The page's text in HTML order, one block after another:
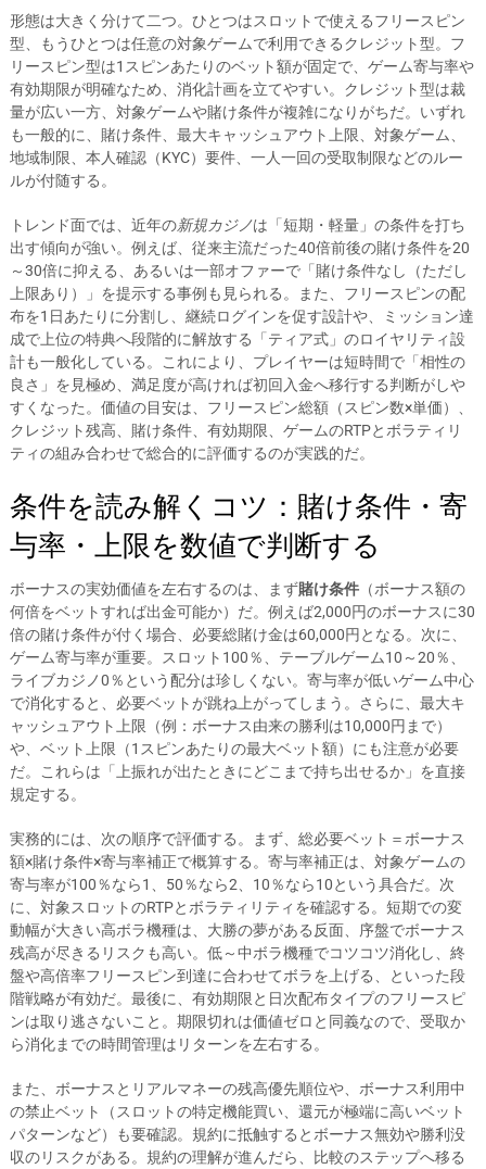
形態は大きく分けて二つ。ひとつはスロットで使えるフリースピン
型、もうひとつは任意の対象ゲームで利用できるクレジット型。フ
リースピン型は1スピンあたりのベット額が固定で、ゲーム寄与率や
有効期限が明確なため、消化計画を立てやすい。クレジット型は裁
量が広い一方、対象ゲームや賭け条件が複雑になりがちだ。いずれ
も一般的に、賭け条件、最大キャッシュアウト上限、対象ゲーム、
地域制限、本人確認（KYC）要件、一人一回の受取制限などのルー
ルが付随する。
トレンド面では、近年の新規カジノは「短期・軽量」の条件を打ち
出す傾向が強い。例えば、従来主流だった40倍前後の賭け条件を20
～30倍に抑える、あるいは一部オファーで「賭け条件なし（ただし
上限あり）」を提示する事例も見られる。また、フリースピンの配
布を1日あたりに分割し、継続ログインを促す設計や、ミッション達
成で上位の特典へ段階的に解放する「ティア式」のロイヤリティ設
計も一般化している。これにより、プレイヤーは短時間で「相性の
良さ」を見極め、満足度が高ければ初回入金へ移行する判断がしや
すくなった。価値の目安は、フリースピン総額（スピン数×単価）、
クレジット残高、賭け条件、有効期限、ゲームのRTPとボラティリ
ティの組み合わせで総合的に評価するのが実践的だ。
条件を読み解くコツ：賭け条件・寄
与率・上限を数値で判断する
ボーナスの実効価値を左右するのは、まず賭け条件（ボーナス額の
何倍をベットすれば出金可能か）だ。例えば2,000円のボーナスに30
倍の賭け条件が付く場合、必要総賭け金は60,000円となる。次に、
ゲーム寄与率が重要。スロット100％、テーブルゲーム10～20％、
ライブカジノ0％という配分は珍しくない。寄与率が低いゲーム中心
で消化すると、必要ベットが跳ね上がってしまう。さらに、最大キ
ャッシュアウト上限（例：ボーナス由来の勝利は10,000円まで）
や、ベット上限（1スピンあたりの最大ベット額）にも注意が必要
だ。これらは「上振れが出たときにどこまで持ち出せるか」を直接
規定する。
実務的には、次の順序で評価する。まず、総必要ベット＝ボーナス
額×賭け条件×寄与率補正で概算する。寄与率補正は、対象ゲームの
寄与率が100％なら1、50％なら2、10％なら10という具合だ。次
に、対象スロットのRTPとボラティリティを確認する。短期での変
動幅が大きい高ボラ機種は、大勝の夢がある反面、序盤でボーナス
残高が尽きるリスクも高い。低～中ボラ機種でコツコツ消化し、終
盤や高倍率フリースピン到達に合わせてボラを上げる、といった段
階戦略が有効だ。最後に、有効期限と日次配布タイプのフリースピ
ンは取り逃さないこと。期限切れは価値ゼロと同義なので、受取か
ら消化までの時間管理はリターンを左右する。
また、ボーナスとリアルマネーの残高優先順位や、ボーナス利用中
の禁止ベット（スロットの特定機能買い、還元が極端に高いベット
パターンなど）も要確認。規約に抵触するとボーナス無効や勝利没
収のリスクがある。規約の理解が進んだら、比較のステップへ移る